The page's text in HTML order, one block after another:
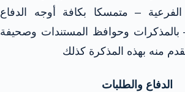
– متمسكا بكافة أوجه الدفاع
بالمذكرات وحوافظ المستندات وصحيفة
منه بهذه المذكرة كذلك
الدفاع والطلبات